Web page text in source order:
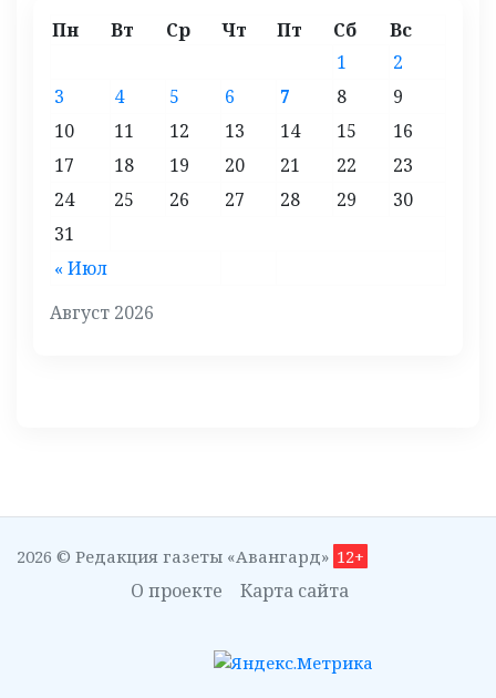
Август 2026
Пн Вт Ср Чт Пт Сб Вс
« Июл
1
2
3
4 5 6 7 8
9
10
11 12 13 14 15
16
17
18 19 20 21 22
23
24
25 26 27 28 29
30
31
2026 © Редакция газеты «Авангард» 12+
О проекте Карта сайта